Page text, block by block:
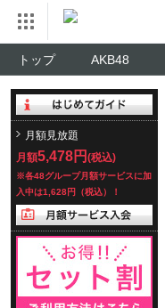
トップ AKB48
月額見放題
月額5,478円 (税込)
※各48グループ月額サービスに加
入中は1,628円（税込）！